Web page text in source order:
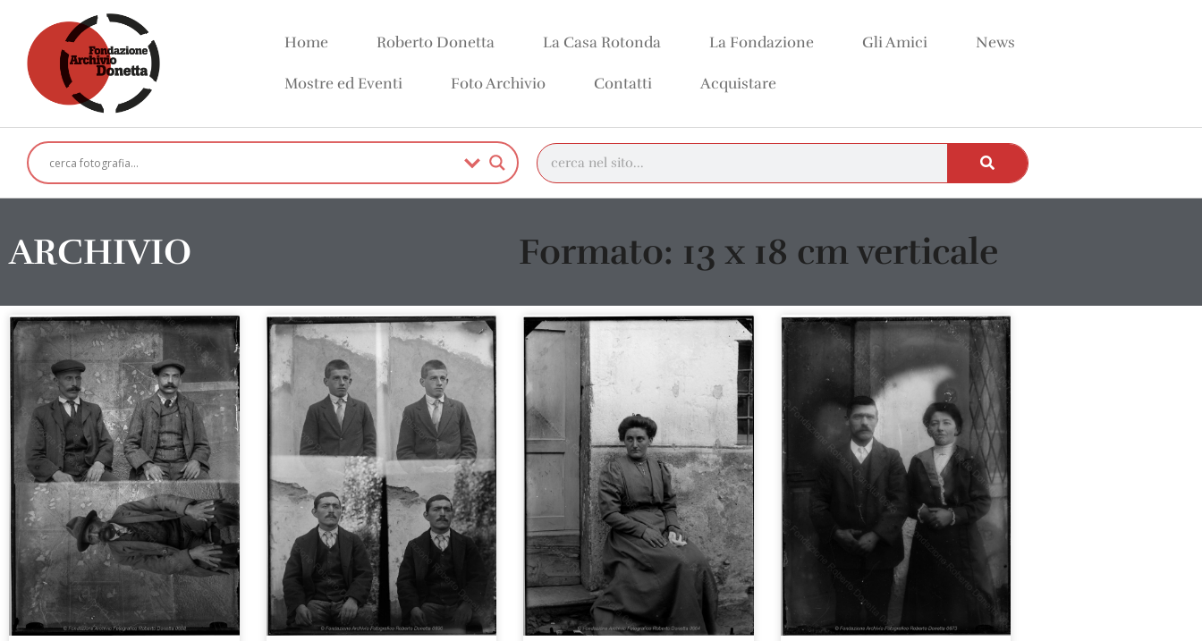
Home Roberto Donetta La Casa Rotonda La Fondazione Gli Amici News
Mostre ed Eventi Foto Archivio Contatti Acquistare
ARCHIVIO Formato: 13 x 18 cm verticale